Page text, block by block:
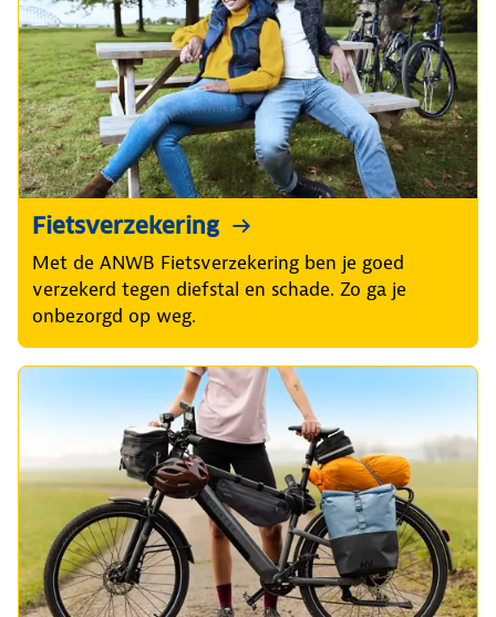
Fietsverzekering
Met de ANWB Fietsverzekering ben je goed
verzekerd tegen diefstal en schade. Zo ga je
onbezorgd op weg.